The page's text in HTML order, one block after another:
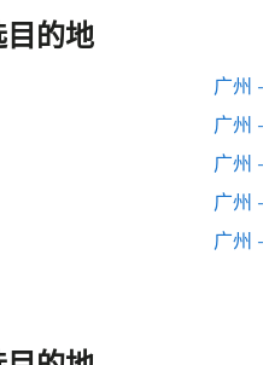
的地
广州
广州
广州
广州
广州